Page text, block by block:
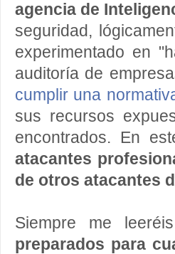
agencia de
seguridad,
experimentado en
auditoría de
cumplir una
sus recursos
encontrados. En
atacantes
de otros atacantes
Siempre me
preparados para